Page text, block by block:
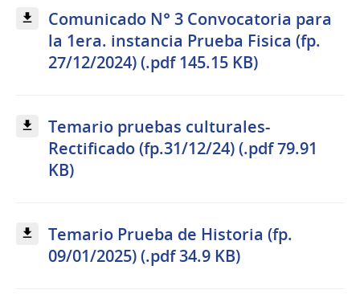
Comunicado N° 3 Convocatoria para
la 1era. instancia Prueba Fisica (fp.
27/12/2024) (.pdf 145.15 KB)
Temario pruebas culturales-
Rectificado (fp.31/12/24) (.pdf 79.91
KB)
Temario Prueba de Historia (fp.
09/01/2025) (.pdf 34.9 KB)